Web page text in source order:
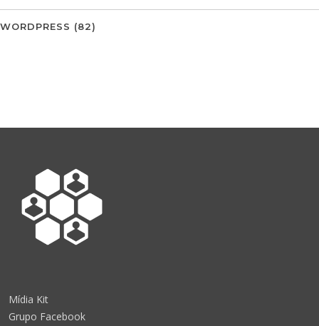
WORDPRESS (82)
Mídia Kit
Grupo Facebook